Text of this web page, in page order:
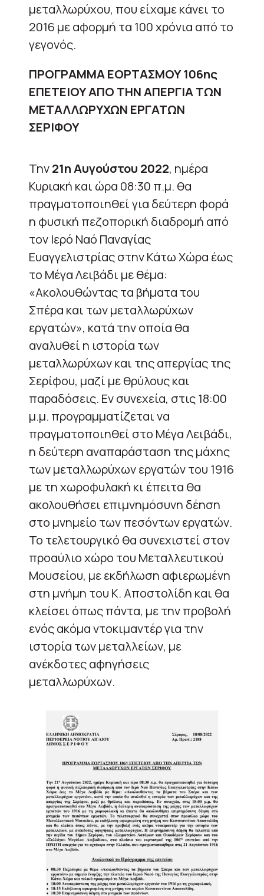
μεταλλωρύχου, που είχαμε κάνει το
2016 με αφορμή τα 100 χρόνια από το
γεγονός.
ΠΡΟΓΡΑΜΜΑ ΕΟΡΤΑΣΜΟΥ 106ης
ΕΠΕΤΕΙΟΥ ΑΠΟ ΤΗΝ ΑΠΕΡΓΙΑ ΤΩΝ
ΜΕΤΑΛΛΩΡΥΧΩΝ ΕΡΓΑΤΩΝ
ΣΕΡΙΦΟΥ
Την21η Αυγούστου 2022, ημέρα
Κυριακή και ώρα 08:30 π.μ. θα
πραγματοποιηθεί για δεύτερη φορά
η φυσική πεζοπορική διαδρομή από
τον Ιερό Ναό Παναγίας
Ευαγγελιστρίας στην Κάτω Χώρα έως
το Μέγα Λειβάδι με θέμα:
«Ακολουθώντας τα βήματα του
Σπέρα και των μεταλλωρύχων
εργατών», κατά την οποία θα
αναλυθεί η ιστορία των
μεταλλωρύχων και της απεργίας της
Σερίφου, μαζί με θρύλους και
παραδόσεις. Εν συνεχεία, στις 18:00
μ.μ. προγραμματίζεται να
πραγματοποιηθεί στο Μέγα Λειβάδι,
η δεύτερη αναπαράσταση της μάχης
των μεταλλωρύχων εργατών του 1916
με τη χωροφυλακή κι έπειτα θα
ακολουθήσει επιμνημόσυνη δέηση
στο μνημείο των πεσόντων εργατών.
Το τελετουργικό θα συνεχιστεί στον
προαύλιο χώρο του Μεταλλευτικού
Μουσείου, με εκδήλωση αφιερωμένη
στη μνήμη του Κ. Αποστολίδη και θα
κλείσει όπως πάντα, με την προβολή
ενός ακόμα ντοκιμαντέρ για την
ιστορία των μεταλλείων, με
ανέκδοτες αφηγήσεις
μεταλλωρύχων.